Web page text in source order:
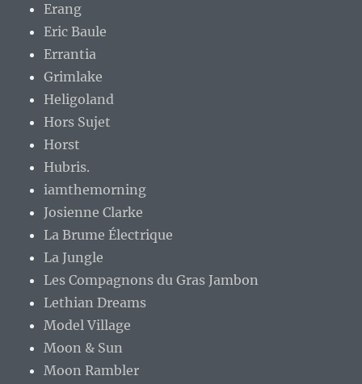
Erang
Eric Baule
Errantia
Grimlake
Heligoland
Hors Sujet
Horst
Hubris.
iamthemorning
Josienne Clarke
La Brume Électrique
La Jungle
Les Compagnons du Gras Jambon
Lethian Dreams
Model Village
Moon & Sun
Moon Rambler